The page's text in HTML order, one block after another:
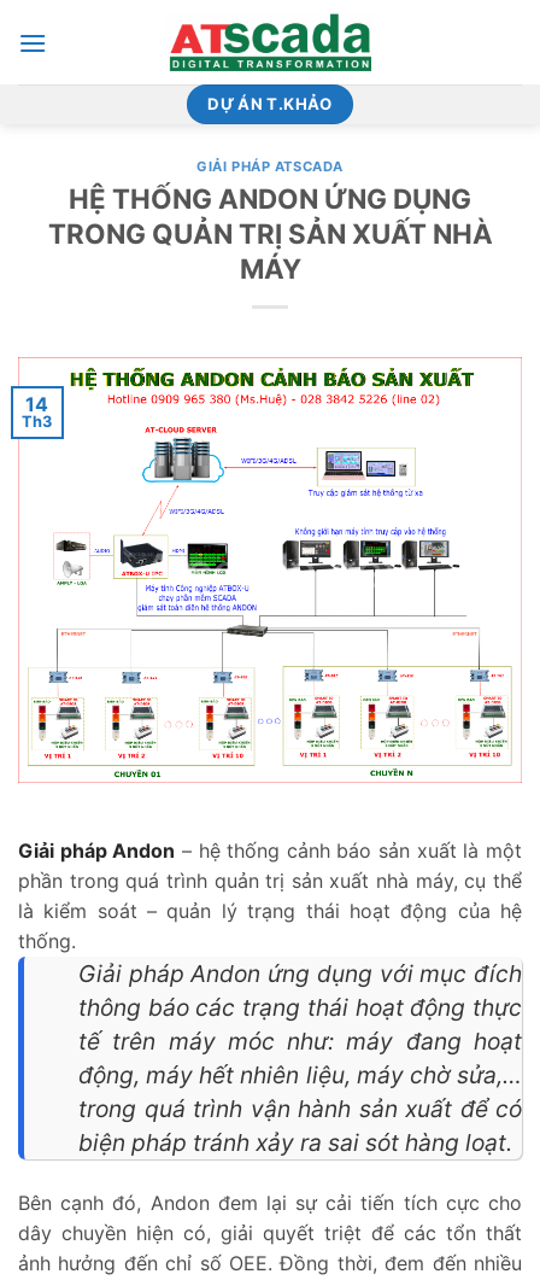
qua
DỰ ÁN T.KHẢO
GIẢI PHÁP ATSCADA
HỆ THỐNG ANDON ỨNG DỤNG
TRONG QUẢN TRỊ SẢN XUẤT NHÀ
MÁY
14
Th3
Giải pháp Andon – hệ thống cảnh báo sản xuất là một
phần trong quá trình quản trị sản xuất nhà máy, cụ thể
là kiểm soát – quản lý trạng thái hoạt động của hệ
thống.
Giải pháp Andon ứng dụng với mục đích
thông báo các trạng thái hoạt động thực
tế trên máy móc như: máy đang hoạt
động, máy hết nhiên liệu, máy chờ sửa,…
trong quá trình vận hành sản xuất để có
biện pháp tránh xảy ra sai sót hàng loạt.
Bên cạnh đó, Andon đem lại sự cải tiến tích cực cho
dây chuyền hiện có, giải quyết triệt để các tổn thất
ảnh hưởng đến chỉ số OEE. Đồng thời, đem đến nhiều